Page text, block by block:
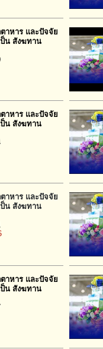
าหาร และปัจจัย
น สังฆทาน
าหาร และปัจจัย
น สังฆทาน
าหาร และปัจจัย
น สังฆทาน
าหาร และปัจจัย
น สังฆทาน